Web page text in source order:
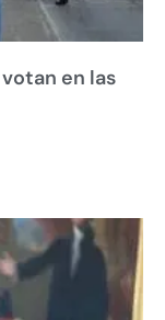
en las